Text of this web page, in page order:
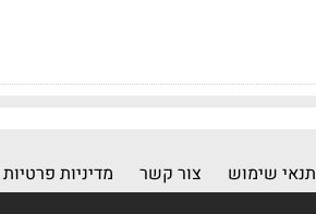
תנאי שימוש צור קשר מדיניות פרטיות